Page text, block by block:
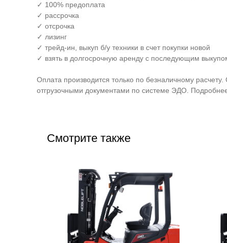
✓ 100% предоплата
✓ рассрочка
✓ отсрочка
✓ лизинг
✓ трейд-ин, выкуп б/у техники в счет покупки новой
✓ взять в долгосрочную аренду с последующим
Оплата производится только по безналичному
отгрузочными документами по системе ЭДО.
Смотрите также